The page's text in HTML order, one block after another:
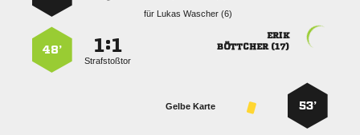
für   

 
:
Strafstoßtor
48’
53’
Gelbe Karte